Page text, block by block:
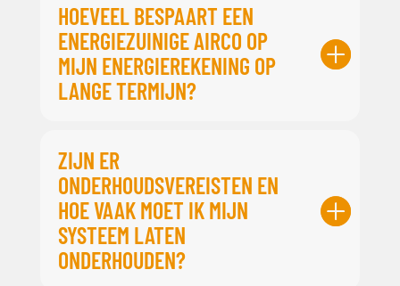
HOEVEEL BESPAART EEN
ENERGIEZUINIGE AIRCO OP
MIJN ENERGIEREKENING OP
LANGE TERMIJN?
ZIJN ER
ONDERHOUDSVEREISTEN EN
HOE VAAK MOET IK MIJN
SYSTEEM LATEN
ONDERHOUDEN?